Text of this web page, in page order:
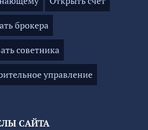
САЙТА
брокера
советника
управление